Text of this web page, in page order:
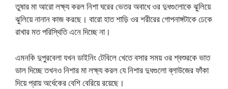
তুষার মা আরো লক্ষ্য করল নিশা ঘরের ভেতর অবাধে ওর দুধগুলোকে ঝুলিয়ে
ঝুলিয়ে নানান কাজ করছে। বারো হাত শাড়ি ওর শরীরের গোপনাঙ্গটাকে ঢেকে
রাখার মত পরিস্থিতি এনে দিচ্ছে না।
এমনকি দুপুরবেলা যখন ডাইনিং টেবিলে খেতে বসার সময় ওর শ্বশুরকে ভাত
ডাল দিচ্ছে তখনও নিশার মা লক্ষ্য করল যে নিশার দুধগুলো ব্লাউজের ফাঁকা
দিয়ে প্রায় অর্ধেকের বেশি বেরিয়ে রয়েছে।